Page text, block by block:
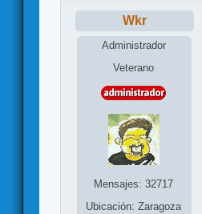
Wkr
Administrador
Veterano
Mensajes: 32717
Ubicación: Zaragoza